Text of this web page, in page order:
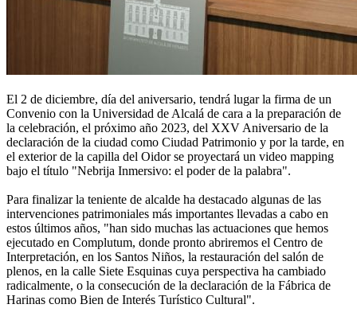
El 2 de diciembre, día del aniversario, tendrá lugar la firma de un
Convenio con la Universidad de Alcalá de cara a la preparación de
la celebración, el próximo año 2023, del XXV Aniversario de la
declaración de la ciudad como Ciudad Patrimonio y por la tarde, en
el exterior de la capilla del Oidor se proyectará un video mapping
bajo el título "Nebrija Inmersivo: el poder de la palabra".
Para finalizar la teniente de alcalde ha destacado algunas de las
intervenciones patrimoniales más importantes llevadas a cabo en
estos últimos años, "han sido muchas las actuaciones que hemos
ejecutado en Complutum, donde pronto abriremos el Centro de
Interpretación, en los Santos Niños, la restauración del salón de
plenos, en la calle Siete Esquinas cuya perspectiva ha cambiado
radicalmente, o la consecución de la declaración de la Fábrica de
Harinas como Bien de Interés Turístico Cultural".